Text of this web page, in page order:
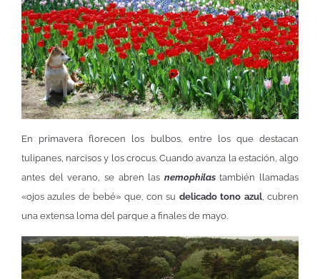
En primavera florecen los bulbos, entre los que destacan
tulipanes, narcisos y los crocus. Cuando avanza la estación, algo
antes del verano, se abren las nemophilastambién llamadas
«ojos azules de bebé» que, con su delicado tono azul, cubren
una extensa loma del parque a finales de mayo.